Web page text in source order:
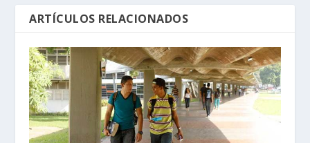
ARTÍCULOS RELACIONADOS